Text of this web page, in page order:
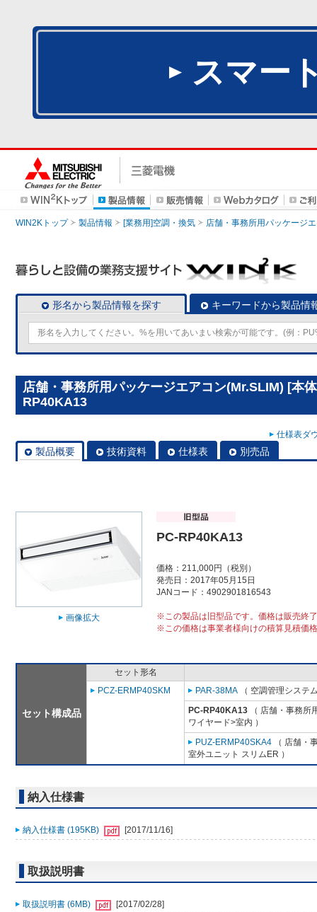
スマー
WIN2Kトップ 製品情報 [業務用]空調・換気 店舗・事務所用パッケージ
形名から製品情報を探す キーワードから製品情
店舗・事務所用パッケージエアコン(Mr.SLIM) [本
RP40KA13
仕様表ダ
製品概要 技術資料 仕様表 別売品
画像拡大
PC-RP40KA13
価格：211,000円（税別）
発売日：2017年05月15日
JANコード：4902901816543
※この製品は旧型品です。価格は販売終
※この価格は事業者様向けの積算見積価
セット構成品
セット形名
PCZ-ERMP40SKM
PAR-38MA （ 空調管理システ
PC-RP40KA13 （ 店舗・事務所
ワイヤード>室内 ）
PUZ-ERMP40SKA4 （ 店舗・
室外ユニット スリムER ）
納入仕様書
納入仕様書 (195KB) [2017/11/16]
取扱説明書
取扱説明書 (6MB) [2017/02/28]